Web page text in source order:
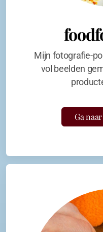
Mijn fotografie-
vol beelden
Ga